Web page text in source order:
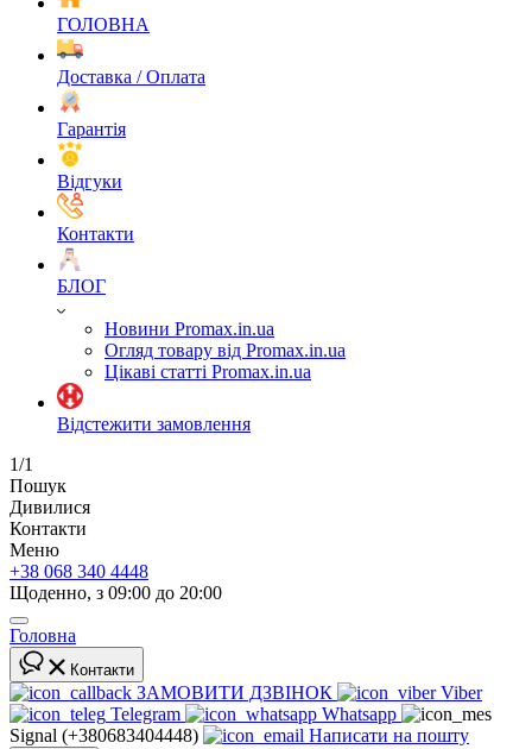
ГОЛОВНА
Доставка / Оплата
Гарантія
Відгуки
Контакти
БЛОГ
Новини Promax.in.ua
Огляд товару від Promax.in.ua
Цікаві статті Promax.in.ua
Відстежити замовлення
1/1
Пошук
Дивилися
Контакти
Меню
+38 068 340 4448
Щоденно, з 09:00 до 20:00
Головна
Контакти
ЗАМОВИТИ ДЗВІНОК
Viber
Telegram
Whatsapp
Signal (+380683404448)
Написати на пошту